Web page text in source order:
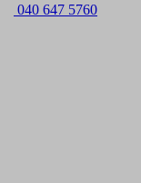
040 647 5760